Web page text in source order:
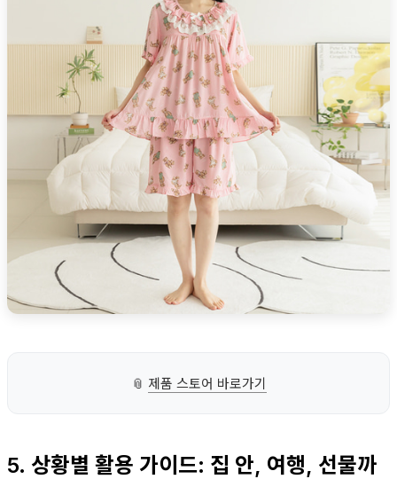
📎 제품 스토어 바로가기
5. 상황별 활용 가이드: 집 안, 여행, 선물까